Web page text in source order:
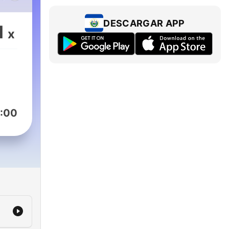
la
x
DESCARGAR APP